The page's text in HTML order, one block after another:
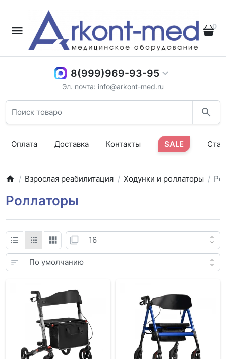
0
8(999)969-93-95
Эл. почта: info@arkont-med.ru
Оплата Доставка Контакты SALE
Взрослая реабилитация Ходунки и роллаторы
Роллаторы